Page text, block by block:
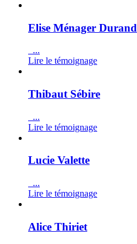
Elise Ménager Durand
...
Lire le témoignage
Thibaut Sébire
...
Lire le témoignage
Lucie Valette
...
Lire le témoignage
Alice Thiriet